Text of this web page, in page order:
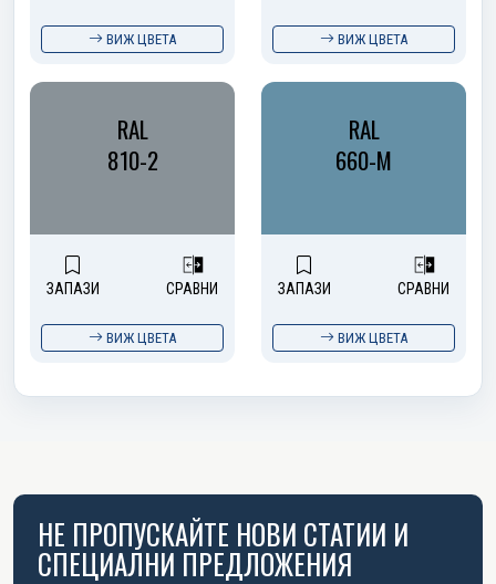
ВИЖ ЦВЕТА ВИЖ ЦВЕТА
RAL
810-2
ЗАПАЗИ СРАВНИ
ВИЖ ЦВЕТА
RAL
660-M
ЗАПАЗИ СРАВНИ
ВИЖ ЦВЕТА
НЕ ПРОПУСКАЙТЕ НОВИ СТАТИИ И
СПЕЦИАЛНИ ПРЕДЛОЖЕНИЯ